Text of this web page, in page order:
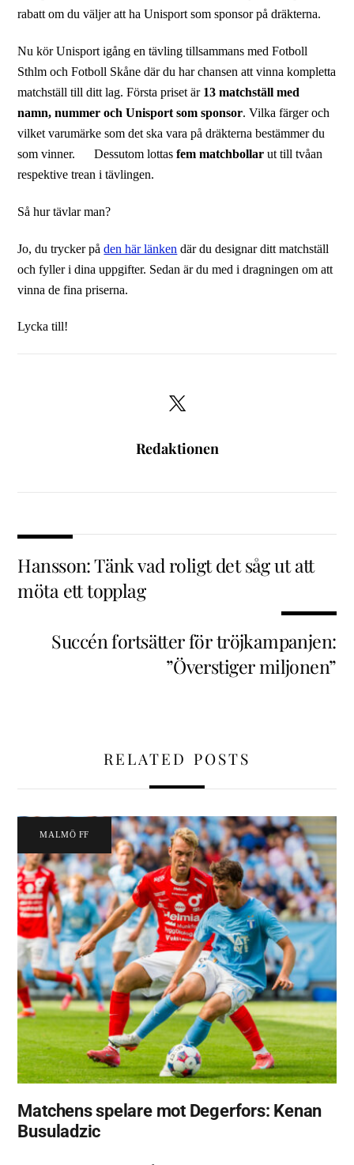
rabatt om du väljer att ha Unisport som sponsor på dräkterna.
Nu kör Unisport igång en tävling tillsammans med Fotboll
Sthlm och Fotboll Skåne där du har chansen att vinna kompletta
matchställ till ditt lag. Första priset är 13 matchställ med
namn, nummer och Unisport som sponsor. Vilka färger och
vilket varumärke som det ska vara på dräkterna bestämmer du
som vinner. Dessutom lottasfem matchbollar ut till tvåan
respektive trean i tävlingen.
Så hur tävlar man?
Jo, du trycker påden här länken där du designar ditt matchställ
och fyller i dina uppgifter. Sedan är du med i dragningen om att
vinna de fina priserna.
Lycka till!
Redaktionen
Hansson: Tänk vad roligt det såg ut att
möta ett topplag
Succén fortsätter för tröjkampanjen:
”Överstiger miljonen”
RELATED POSTS
MALMÖ FF
Matchens spelare mot Degerfors: Kenan
Busuladzic